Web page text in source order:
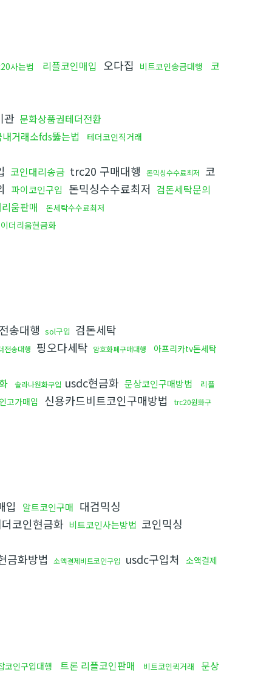
사는법 리플코인매입 오다집 비트코인송금대행
코
관 문화상품권테더전환
내거래소fds뚫는법 테더코인직거래
코인대리송금 trc20 구매대행 돈믹싱수수료최저
코
파이코인구입 돈믹싱수수료최저 검돈세탁문의
움판매 돈세탁수수료최저
이더리움현금화
송대행 sol구입 검돈세탁
전송대행 핑오다세탁 암호화폐구매대행
아프리카tv돈세탁
솔라나원화구입 usdc현금화 문상코인구매방법
리플
고가매입 신용카드비트코인구매방법
trc20원화구
입 알트코인구매 대검믹싱
코인현금화 비트코인사는방법 코인믹싱
금화방법 소액결제비트코인구입 usdc구입처
소액결제
코인구입대행 트론 리플코인판매 비트코인퀵거래
문상